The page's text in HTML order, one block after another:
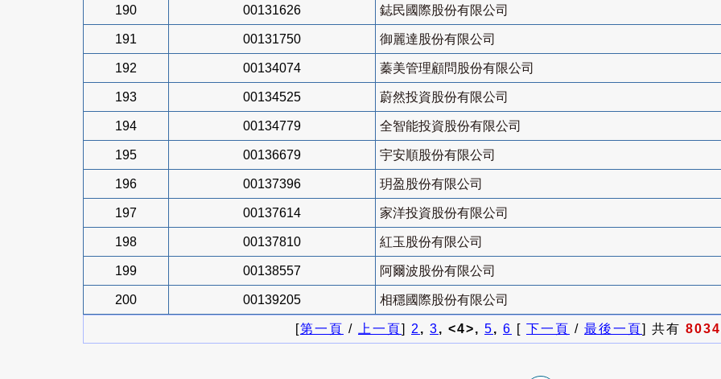
190 00131626 鋕民國際股份有限公司
191 00131750 御麗達股份有限公司
192 00134074 蓁美管理顧問股份有限公司
193 00134525 蔚然投資股份有限公司
194 00134779 全智能投資股份有限公司
195 00136679 宇安順股份有限公司
196 00137396 玥盈股份有限公司
197 00137614 家洋投資股份有限公司
198 00137810 紅玉股份有限公司
199 00138557 阿爾波股份有限公司
200 00139205 相穩國際股份有限公司
[第一頁 / 上一頁] 2, 3, <4>, 5, 6 [ 下一頁 / 最後一頁] 共有 8034